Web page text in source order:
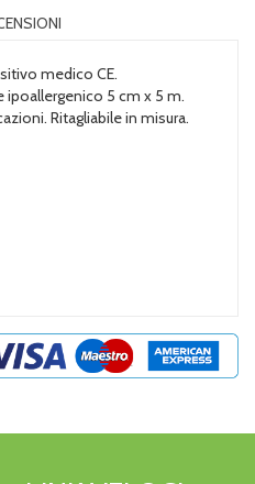
medico CE.
5 cm x 5 m.
Ritagliabile in misura.